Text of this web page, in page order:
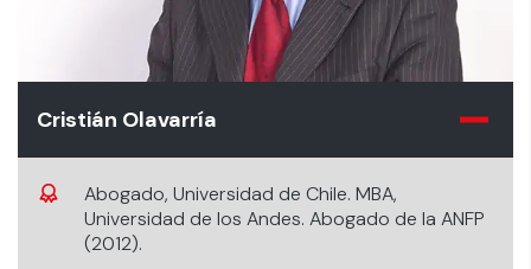
Cristián Olavarría
Abogado, Universidad de Chile. MBA,
Universidad de los Andes. Abogado de la ANFP
(2012).